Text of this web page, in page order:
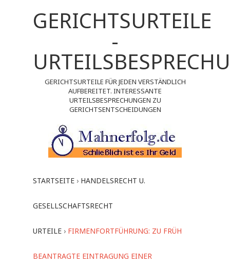
GERICHTSURTEILE
-
GERICHTSURTEILE FÜR JEDEN VERSTÄNDLICH
AUFBEREITET. INTERESSANTE
URTEILSBESPRECHUNGEN ZU
GERICHTSENTSCHEIDUNGEN
STARTSEITE › HANDELSRECHT U.
GESELLSCHAFTSRECHT
URTEILE › FIRMENFORTFÜHRUNG: ZU FRÜH
BEANTRAGTE EINTRAGUNG EINER